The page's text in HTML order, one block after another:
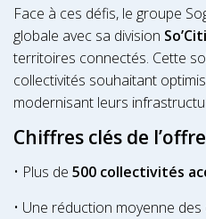
Face à ces défis, le groupe
globale avec sa division
territoires connectés. Cette
collectivités souhaitant
modernisant leurs
Chiffres clés de
• Plus de 500 collectivités
• Une réduction moyenne